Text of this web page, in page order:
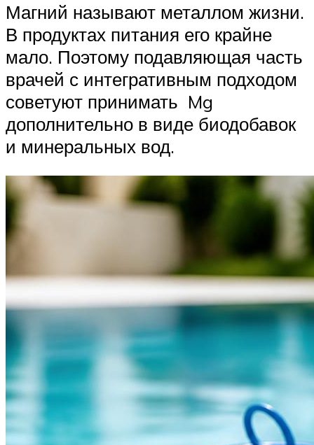
Магний называют металлом жизни.
В продуктах питания его крайне
мало. Поэтому подавляющая часть
врачей с интегративным подходом
советуют принимать Mg
дополнительно в виде биодобавок
и минеральных вод.